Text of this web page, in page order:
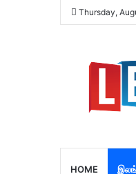
Thursday,
HOME